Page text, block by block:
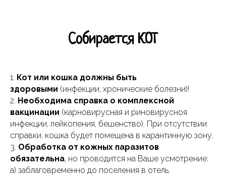
Cобирается КОТ
1. Кот или кошка должны быть
здоровыми (инфекции, хронические болезни)!
2. Необходима справка о комплексной
вакцинации (карновирусная и риновирусноя
инфекции, лейкопения, бешенство). При отсутствии
справки, кошка будет помещена в карантинную зону.
3. Обработка от кожных паразитов
обязательна, но проводится на Ваше усмотрение:
а) заблаговременно до поселения в отель.